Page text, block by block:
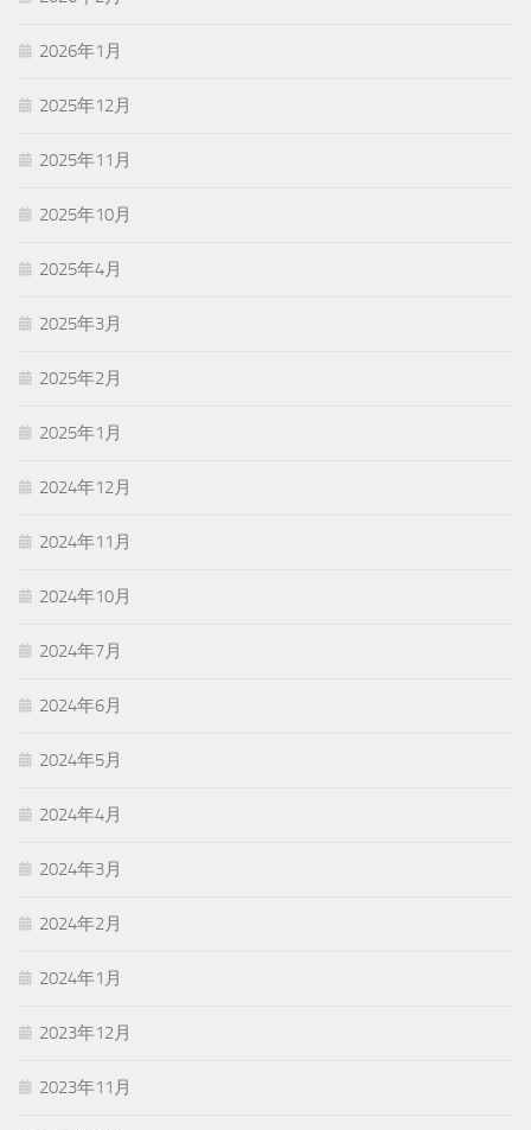
2026年1月
2025年12月
2025年11月
2025年10月
2025年4月
2025年3月
2025年2月
2025年1月
2024年12月
2024年11月
2024年10月
2024年7月
2024年6月
2024年5月
2024年4月
2024年3月
2024年2月
2024年1月
2023年12月
2023年11月